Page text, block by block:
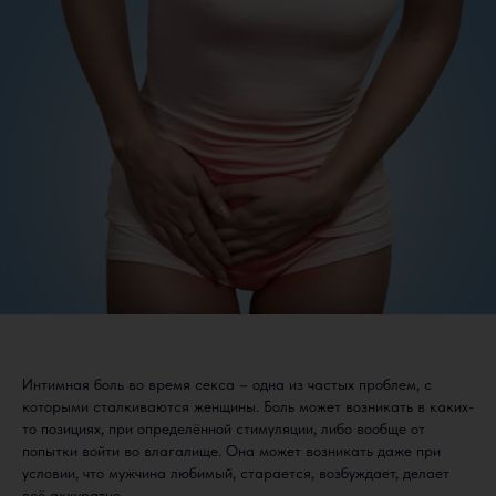
Интимная боль во время секса – одна из частых проблем, с
которыми сталкиваются женщины. Боль может возникать в каких-
то позициях, при определённой стимуляции, либо вообще от
попытки войти во влагалище. Она может возникать даже при
условии, что мужчина любимый, старается, возбуждает, делает